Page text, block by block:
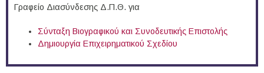
Γραφείο Διασύνδεσης Δ.Π.Θ. για
Σύνταξη Βιογραφικού και Συνοδευτικής Επιστολής
Δημιουργία Επιχειρηματικού Σχεδίου